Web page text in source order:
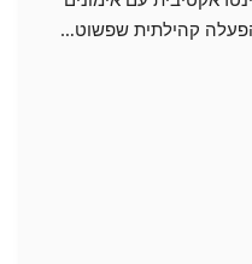
קהילתית שפשוט…